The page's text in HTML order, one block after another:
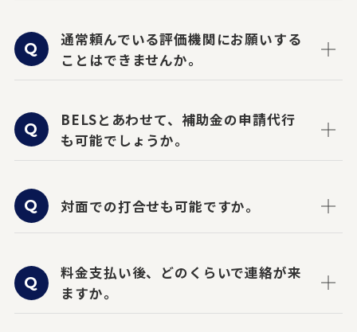
通常頼んでいる評価機関にお願いする
ことはできませんか。
BELSとあわせて、補助金の申請代行
も可能でしょうか。
対面での打合せも可能ですか。
料金支払い後、どのくらいで連絡が来
ますか。